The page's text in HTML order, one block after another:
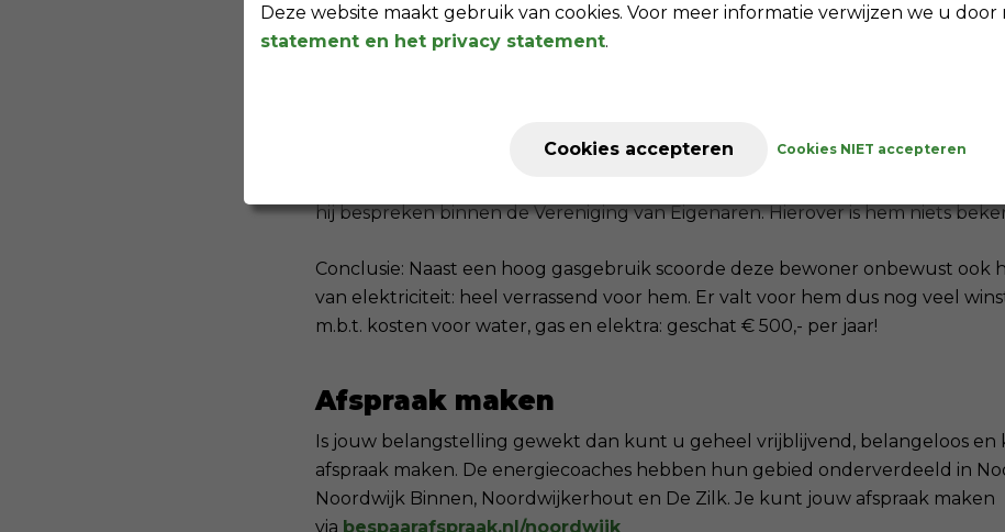
al ongeveer € 400,- per jaar aan elektriciteit kunnen besparen. Hij neemt het
gedachten, maar alle lampen zijn pas 4 maanden oud! Dus nu vervangen is
hij bespreken binnen de Vereniging van Eigenaren. Hierover is hem niets
Conclusie: Naast een hoog gasgebruik scoorde deze bewoner onbewust ook
van elektriciteit: heel verrassend voor hem. Er valt voor hem dus nog veel
m.b.t. kosten voor water, gas en elektra: geschat € 500,- per jaar!
Afspraak maken
Is jouw belangstelling gewekt dan kunt u geheel vrijblijvend, belangeloos en
afspraak maken. De energiecoaches hebben hun gebied onderverdeeld in
Noordwijk Binnen, Noordwijkerhout en De Zilk. Je kunt jouw afspraak maken
via bespaarafspraak.nl/noordwijk
Deze website maakt gebruik van cookies. Voor meer informatie verwijzen we u door
statement en het privacy statement.
Cookies accepteren Cookies NIET accepteren